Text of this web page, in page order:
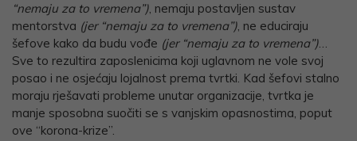
“nemaju za to vremena”), nemaju postavljen sustav
mentorstva (jer “nemaju za to vremena”), ne educiraju
šefove kako da budu vođe (jer “nemaju za to vremena”)…
Sve to rezultira zaposlenicima koji uglavnom ne vole svoj
posao i ne osjećaju lojalnost prema tvrtki. Kad šefovi stalno
moraju rješavati probleme unutar organizacije, tvrtka je
manje sposobna suočiti se s vanjskim opasnostima, poput
ove “korona-krize”.